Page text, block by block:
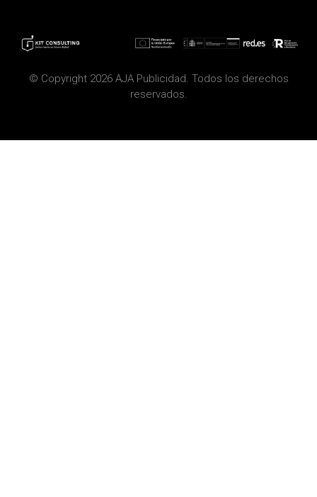
© Copyright 2026 AJA Publicidad. Todos los derechos
reservados.